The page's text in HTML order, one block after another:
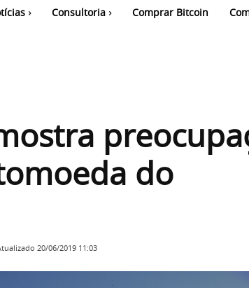
Consultoria Comprar Bitcoin
do
20/06/2019 11:03